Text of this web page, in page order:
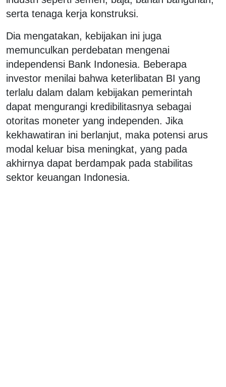
serta tenaga kerja konstruksi.
Dia mengatakan, kebijakan ini juga
memunculkan perdebatan mengenai
independensi Bank Indonesia. Beberapa
investor menilai bahwa keterlibatan BI yang
terlalu dalam dalam kebijakan pemerintah
dapat mengurangi kredibilitasnya sebagai
otoritas moneter yang independen. Jika
kekhawatiran ini berlanjut, maka potensi arus
modal keluar bisa meningkat, yang pada
akhirnya dapat berdampak pada stabilitas
sektor keuangan Indonesia.